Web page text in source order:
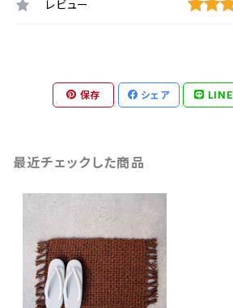
レビュー
保存 シェア LINE
最近チェックした商品